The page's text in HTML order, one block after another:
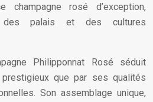
champagne rosé d’exception,
des palais et des cultures
Philipponnat Rosé séduit
que par ses qualités
Son assemblage unique,